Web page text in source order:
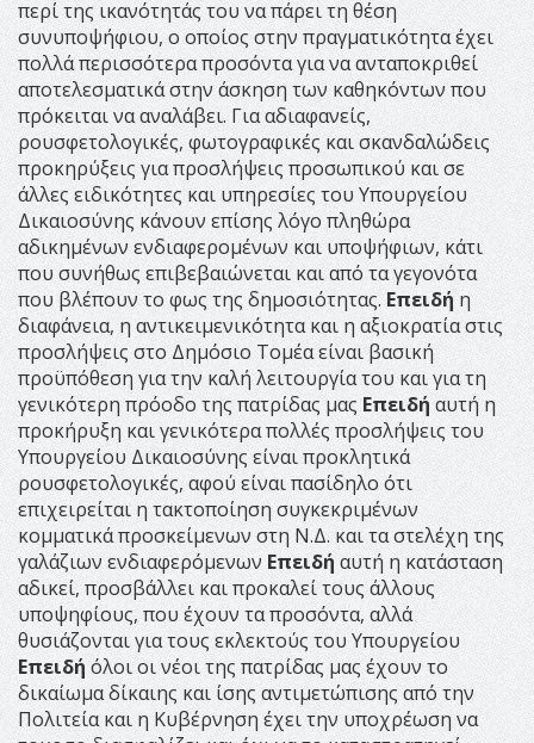
περί της ικανότητάς του να πάρει τη θέση
συνυποψήφιου, ο οποίος στην πραγματικότητα έχει
πολλά περισσότερα προσόντα για να ανταποκριθεί
αποτελεσματικά στην άσκηση των καθηκόντων που
πρόκειται να αναλάβει. Για αδιαφανείς,
ρουσφετολογικές, φωτογραφικές και σκανδαλώδεις
προκηρύξεις για προσλήψεις προσωπικού και σε
άλλες ειδικότητες και υπηρεσίες του Υπουργείου
Δικαιοσύνης κάνουν επίσης λόγο πληθώρα
αδικημένων ενδιαφερομένων και υποψήφιων, κάτι
που συνήθως επιβεβαιώνεται και από τα γεγονότα
που βλέπουν το φως της δημοσιότητας.Επειδή η
διαφάνεια, η αντικειμενικότητα και η αξιοκρατία στις
προσλήψεις στο Δημόσιο Τομέα είναι βασική
προϋπόθεση για την καλή λειτουργία του και για τη
γενικότερη πρόοδο της πατρίδας μας Επειδή αυτή η
προκήρυξη και γενικότερα πολλές προσλήψεις του
Υπουργείου Δικαιοσύνης είναι προκλητικά
ρουσφετολογικές, αφού είναι πασίδηλο ότι
επιχειρείται η τακτοποίηση συγκεκριμένων
κομματικά προσκείμενων στη Ν.Δ. και τα στελέχη της
γαλάζιων ενδιαφερόμενων Επειδή αυτή η κατάσταση
αδικεί, προσβάλλει και προκαλεί τους άλλους
υποψηφίους, που έχουν τα προσόντα, αλλά
θυσιάζονται για τους εκλεκτούς του Υπουργείου
Επειδή όλοι οι νέοι της πατρίδας μας έχουν το
δικαίωμα δίκαιης και ίσης αντιμετώπισης από την
Πολιτεία και η Κυβέρνηση έχει την υποχρέωση να